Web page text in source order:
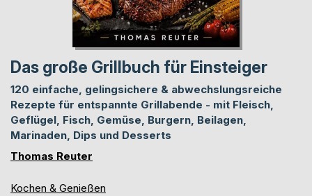
Das große Grillbuch für Einsteiger
120 einfache, gelingsichere & abwechslungsreiche
Rezepte für entspannte Grillabende - mit Fleisch,
Geflügel, Fisch, Gemüse, Burgern, Beilagen,
Marinaden, Dips und Desserts
Thomas Reuter
Kochen & Genießen